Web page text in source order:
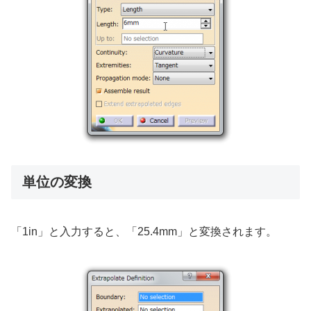
単位の変換
「1in」と入力すると、「25.4mm」と変換されます。